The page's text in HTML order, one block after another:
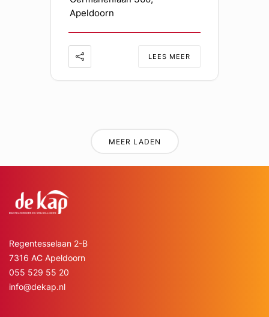
Apeldoorn
LEES MEER
MEER LADEN
Regentesselaan 2-B
7316 AC Apeldoorn
055 529 55 20
info@dekap.nl